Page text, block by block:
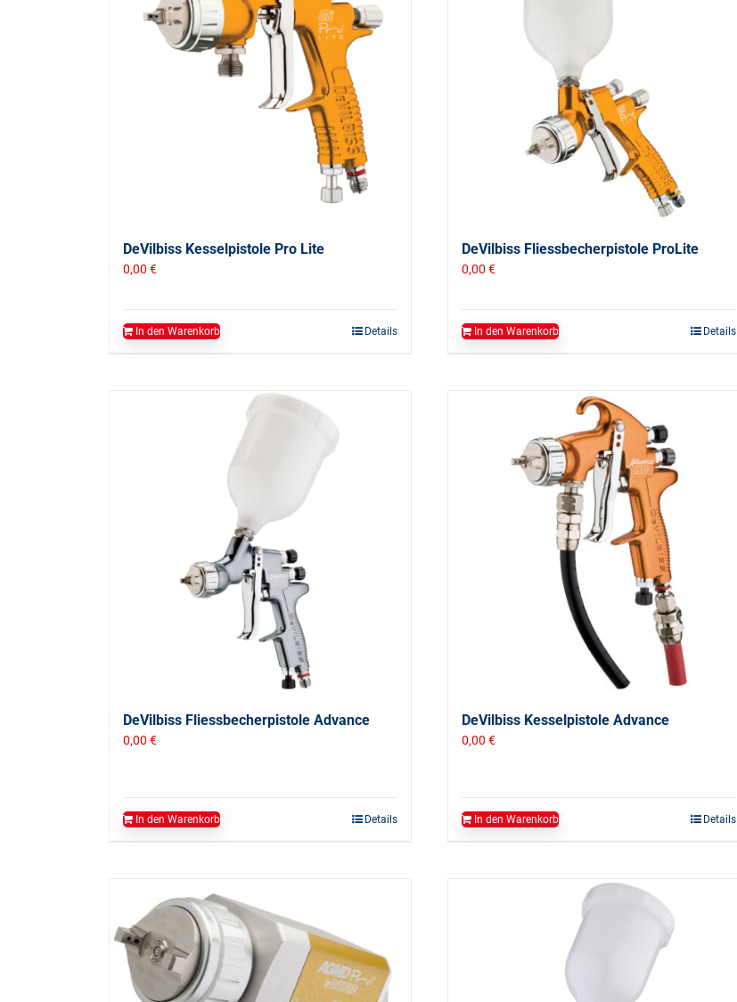
DeVilbiss Kesselpistole Pro Lite
0,00 €
In den Warenkorb Details
DeVilbiss Fliessbecherpistole ProLite
0,00 €
In den Warenkorb Details
DeVilbiss Fliessbecherpistole Advance
0,00 €
In den Warenkorb Details
DeVilbiss Kesselpistole Advance
0,00 €
In den Warenkorb Details